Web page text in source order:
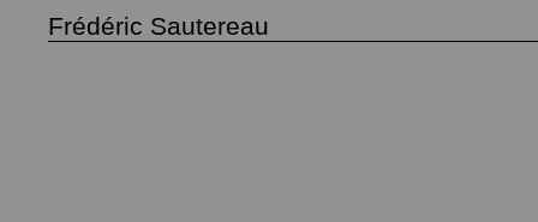
Frédéric Sautereau